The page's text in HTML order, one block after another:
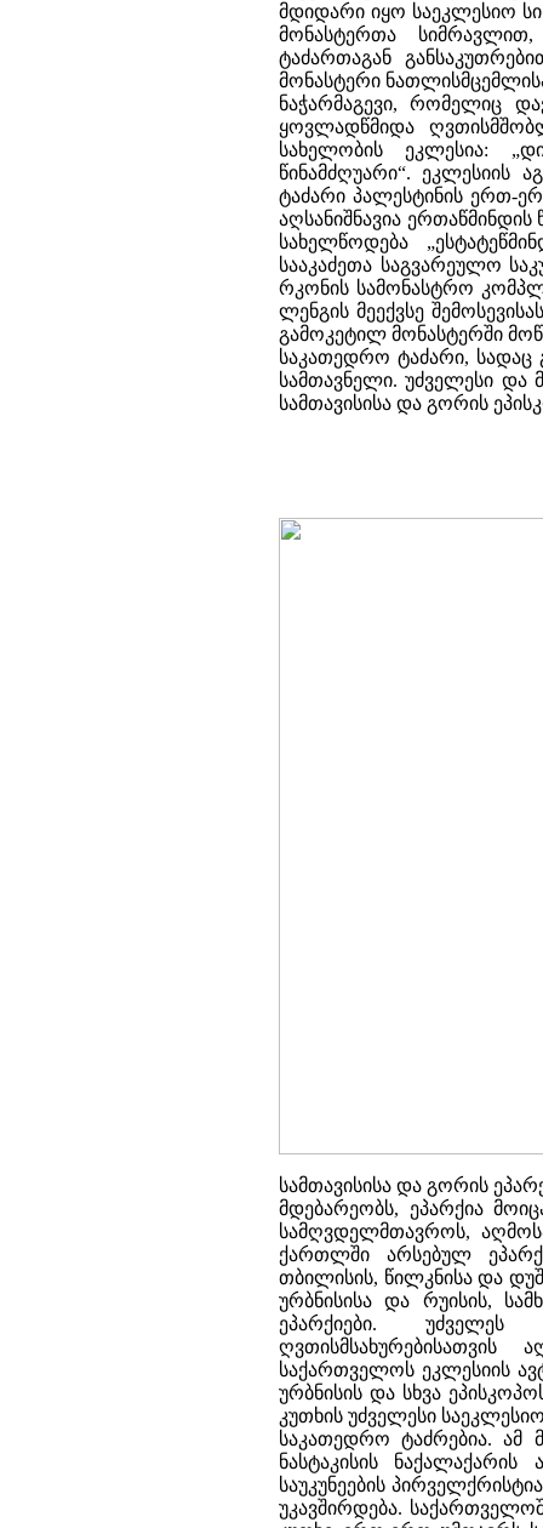
მდიდარი იყო საეკლესიო
მონასტერთა
ტაძართაგან
მონასტერი
ნაჭარმაგევი, რომელიც
ყოვლადწმიდა
სახელობის ეკლესია:
წინამძღუარი“. ეკლესიის
ტაძარი პალესტინის ერთ-
აღსანიშნავია
სახელწოდება
სააკაძეთა საგვარეულო
რკონის სამონასტრო
ლენგის მეექვსე
გამოკეტილ მონასტერში
საკათედრო ტაძარი, სადაც
სამთავნელი. უძველესი და
სამთავისისა და გორის
სამთავისისა და გორის
მდებარეობს, ეპარქია
სამღვდელმთავროს,
ქართლში არსებულ
თბილისის, წილკნისა და
ურბნისისა და რუისის,
ეპარქიები. უძველეს
საქართველოს ეკლესიის
ურბნისის და სხვა
კუთხის უძველესი
საკათედრო ტაძრებია. ამ
ნასტაკისის
საუკუნეების
უკავშირდება.